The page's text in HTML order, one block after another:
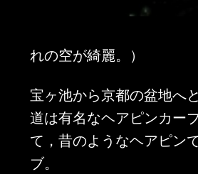
（↑クリック
れの空が綺麗。）
宝ヶ池から京都の盆地へ
道は有名なヘアピンカー
て，昔のようなヘアピン
ブ。